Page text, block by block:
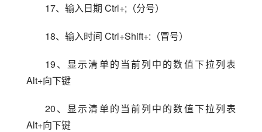
17、输入日期 Ctrl+;（分号）
18、输入时间 Ctrl+Shift+:（冒号）
19、显示清单的当前列中的数值下拉列表
Alt+向下键
20、显示清单的当前列中的数值下拉列表
Alt+向下键